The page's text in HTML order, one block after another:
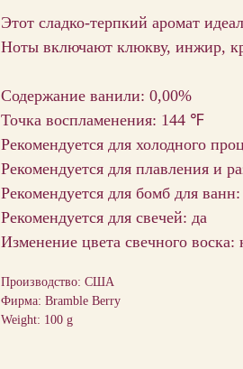
Этот сладко-терпкий аромат
Ноты включают клюкву, инжир,
Содержание ванили: 0,00%
Точка воспламенения: 144 ℉
Рекомендуется для холодного
Рекомендуется для плавления и
Рекомендуется для бомб для ванн:
Рекомендуется для свечей: да
Изменение цвета свечного воска:
Производство: США
Фирма: Bramble Berry
Weight: 100 g